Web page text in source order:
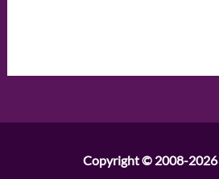
Copyright © 2008-2026